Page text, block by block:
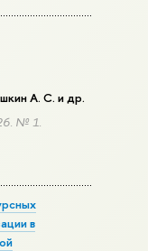
А. С. и др.
№ 1.
в